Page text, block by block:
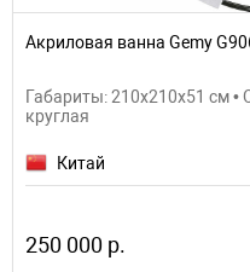
Акриловая ванна Gemy
Габариты: 210x210x51 см •
круглая
Китай
250 000 р.